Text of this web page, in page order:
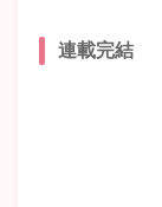
連載完結